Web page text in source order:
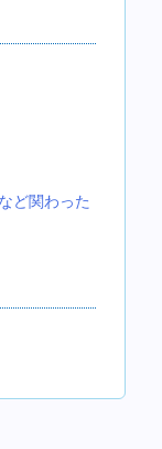
ど関わった